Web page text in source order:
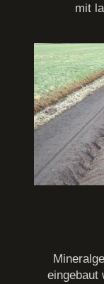
mit
eingebaut